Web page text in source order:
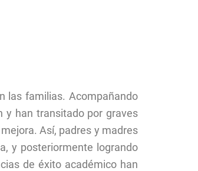
las familias. Acompañando
y han transitado por graves
Así, padres y madres
y posteriormente logrando
de éxito académico han